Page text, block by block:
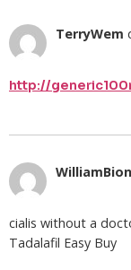
TerryWem
http://
cialis without a
Tadalafil Easy Buy